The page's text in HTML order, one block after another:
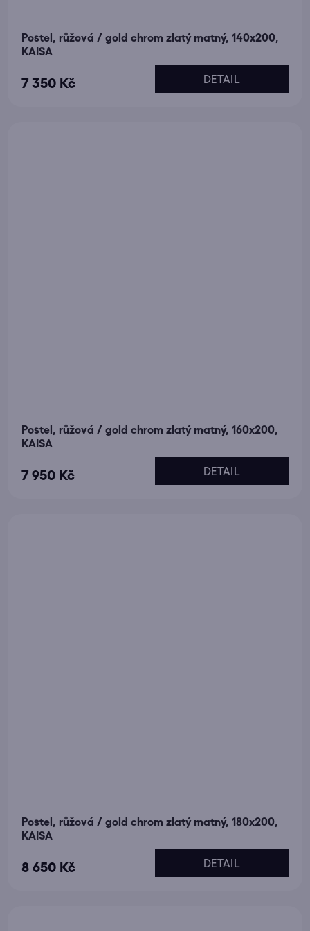
Postel, růžová / gold chrom zlatý matný, 140x200,
KAISA
7 350 Kč DETAIL
Postel, růžová / gold chrom zlatý matný, 160x200,
KAISA
7 950 Kč DETAIL
Postel, růžová / gold chrom zlatý matný, 180x200,
KAISA
8 650 Kč DETAIL